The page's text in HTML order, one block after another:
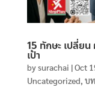
15 ทักษะ เปลี่ย
เป้า
bysurachai |Oct
Uncategorized, บ